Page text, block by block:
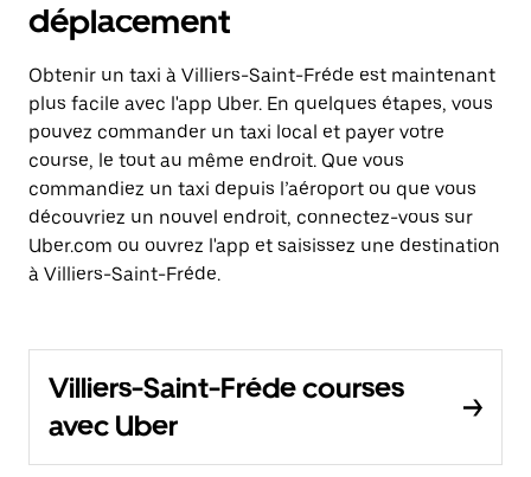
déplacement
Obtenir un taxi à Villiers-Saint-Fréde est maintenant
plus facile avec l'app Uber. En quelques étapes, vous
pouvez commander un taxi local et payer votre
course, le tout au même endroit. Que vous
commandiez un taxi depuis l’aéroport ou que vous
découvriez un nouvel endroit, connectez-vous sur
Uber.com ou ouvrez l'app et saisissez une destination
à Villiers-Saint-Fréde.
Villiers-Saint-Fréde courses
avec Uber